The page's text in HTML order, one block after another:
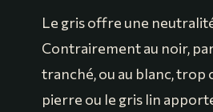
Le gris offre une
Contrairement au noir,
tranché, ou au blanc, trop
pierre ou le gris lin